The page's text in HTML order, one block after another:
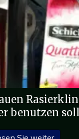
benutzen